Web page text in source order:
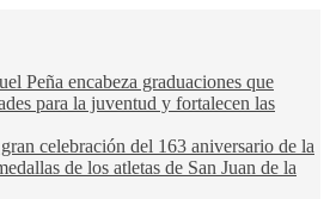
Peña encabeza graduaciones que
para la juventud y fortalecen las
celebración del 163 aniversario de la
de los atletas de San Juan de la